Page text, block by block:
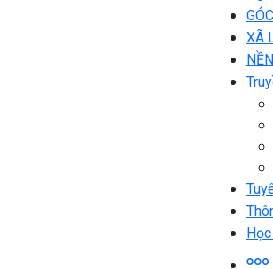
XÃ